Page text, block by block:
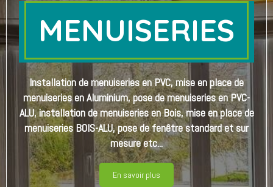
PORTES D'ENTRÉE
Installation de porte d'entrée en PVC, mise en place de
porte d'entrée en PVC-ALU, pose de porte d'entrée en
Aluminium, installation de porte d'entrée en BOIS-ALU,
mise en place de porte d'entrée en BOIS, standard et sur
mesure.
En savoir plus